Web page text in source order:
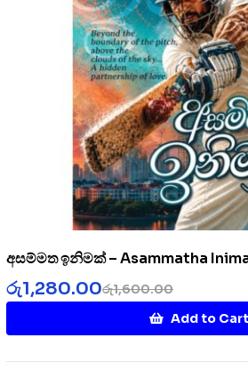
අසම්මත ඉනිමක් – Asammatha
රු1,600.00
රු1,280.00
Add to Cart